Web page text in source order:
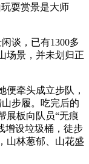
耍赏景是大师
谈，已有1300多
场景，并未划归正
牵头成立步队，
步履。吃完后的
展板向队员“无痕
增设垃圾桶，徒步
山林葱郁、山花盛